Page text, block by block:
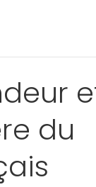
du